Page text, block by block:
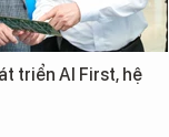
triển AI First, hệ